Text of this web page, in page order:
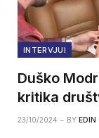
INTERVJUI
Duško
kritika
23/10/2024 BY EDIN